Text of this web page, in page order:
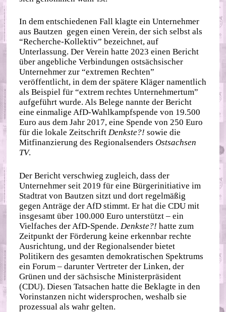
In dem entschiedenen Fall klagte ein Unternehmer
aus Bautzen gegen einen Verein, der sich selbst als
“Recherche-Kollektiv” bezeichnet, auf
Unterlassung. Der Verein hatte 2023 einen Bericht
über angebliche Verbindungen ostsächsischer
Unternehmer zur “extremen Rechten”
veröffentlicht, in dem der spätere Kläger namentlich
als Beispiel für “extrem rechtes Unternehmertum”
aufgeführt wurde. Als Belege nannte der Bericht
eine einmalige AfD-Wahlkampfspende von 19.500
Euro aus dem Jahr 2017, eine Spende von 250 Euro
für die lokale ZeitschriftDenkste?! sowie die
Mitfinanzierung des RegionalsendersOstsachsen
TV.
Der Bericht verschwieg zugleich, dass der
Unternehmer seit 2019 für eine Bürgerinitiative im
Stadtrat von Bautzen sitzt und dort regelmäßig
gegen Anträge der AfD stimmt. Er hat die CDU mit
insgesamt über 100.000 Euro unterstützt – ein
Vielfaches der AfD-Spende. Denkste?! hatte zum
Zeitpunkt der Förderung keine erkennbar rechte
Ausrichtung, und der Regionalsender bietet
Politikern des gesamten demokratischen Spektrums
ein Forum – darunter Vertreter der Linken, der
Grünen und der sächsische Ministerpräsident
(CDU). Diesen Tatsachen hatte die Beklagte in den
Vorinstanzen nicht widersprochen, weshalb sie
prozessual als wahr gelten.